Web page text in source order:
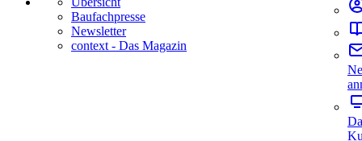
Baufachpresse
Newsletter
context - Das Magazin